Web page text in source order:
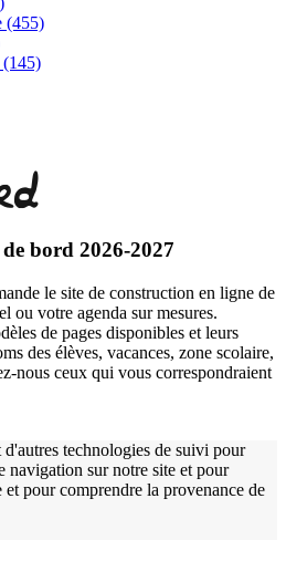
(455)
(145)
bord 2026-2027
le site de construction en ligne de
ou votre agenda sur mesures.
de pages disponibles et leurs
des élèves, vacances, zone scolaire,
nous ceux qui vous correspondraient
technologies de suivi pour
navigation sur notre site et pour
pour comprendre la provenance de